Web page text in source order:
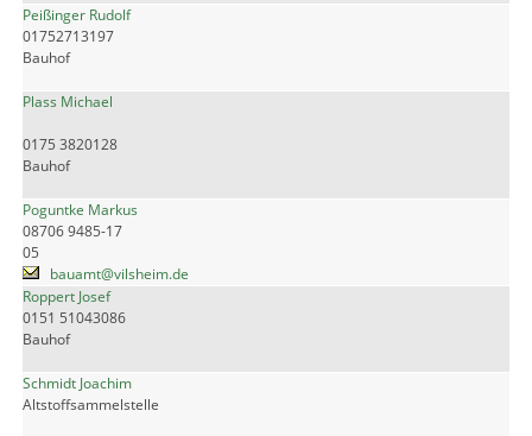
Peißinger Rudolf
01752713197
Bauhof
Plass Michael
0175 3820128
Bauhof
Poguntke Markus
08706 9485-17
05
bauamt@vilsheim.de
Roppert Josef
0151 51043086
Bauhof
Schmidt Joachim
Altstoffsammelstelle